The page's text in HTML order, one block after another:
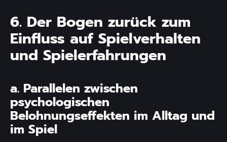
6. Der Bogen zurück zum
Einfluss auf Spielverhalten
und Spielerfahrungen
a. Parallelen zwischen
psychologischen
Belohnungseffekten im Alltag und
im Spiel